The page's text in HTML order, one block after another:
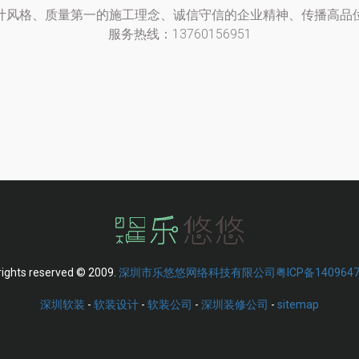
风格、质量第一的施工理念、诚信守信的企业精神、传播高品
服务热线：13760156951
reserved © 2009. 深圳市乐悠悠网络科技有限公司粤ICP备
深圳软装 - 软装设计 - 软装公司 - 深圳装修公司 - sitemap